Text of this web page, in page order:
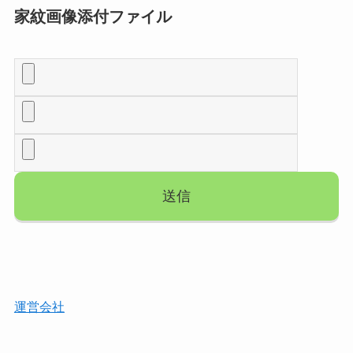
家紋画像添付ファイル
運営会社